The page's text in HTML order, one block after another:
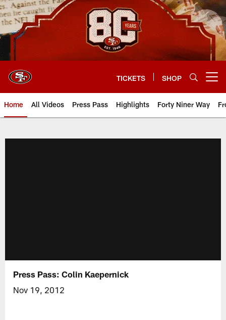
Skip
to
main
content
TICKETS SHOP
Home All Videos Press Pass Highlights Forty Niner Way
Press Pass: Colin Kaepernick
Nov 19, 2012